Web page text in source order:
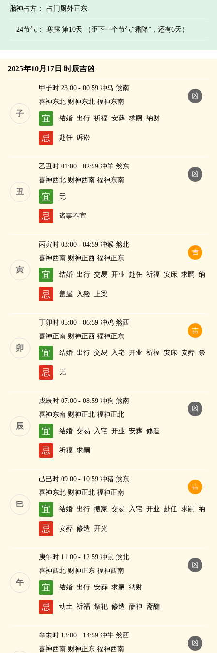
胎神占方： 占门厕外正东
24节气： 寒露 第10天 （距下一个节气“霜降”，还有6天）
2025年10月17日 时辰吉凶
子
凶
甲子时 23:00 - 00:59 冲马 煞南
喜神东北 财神东北 福神东南
宜 结婚 出行 祈福 安葬 求嗣 纳财
忌 赴任 诉讼
丑
凶
乙丑时 01:00 - 02:59 冲羊 煞东
喜神西北 财神西南 福神东南
宜 无
忌 诸事不宜
寅
吉
丙寅时 03:00 - 04:59 冲猴 煞北
喜神西南 财神正西 福神正东
宜 结婚 出行 交易 开业 赴任 祈福 安床 求嗣
纳
财
忌 盖屋 入殓 上梁
卯
吉
丁卯时 05:00 - 06:59 冲鸡 煞西
喜神正南 财神正西 福神正东
宜 结婚 出行 交易 入宅 开业 祈福 安床 安葬 祭
忌 无
辰
凶
戊辰时 07:00 - 08:59 冲狗 煞南
喜神东南 财神正北 福神正北
宜 结婚 交易 入宅 开业 安葬 修造
忌 祈福 求嗣
巳
吉
己巳时 09:00 - 10:59 冲猪 煞东
喜神东北 财神正北 福神正南
宜 结婚 出行 搬家 交易 入宅 开业 赴任 求嗣
纳
财
忌 安葬 修造 开光
午
凶
庚午时 11:00 - 12:59 冲鼠 煞北
喜神西北 财神正东 福神西南
宜 结婚 出行 安葬 求嗣 纳财
忌 动土 祈福 祭祀 修造 酬神 斋醮
凶
辛未时 13:00 - 14:59 冲牛 煞西
喜神西南 财神正东 福神西南